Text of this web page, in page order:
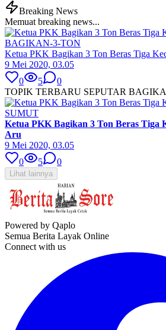
Breaking News
Memuat breaking news...
BAGIKAN-3-TON
Ketua PKK Bagikan 3 Ton Beras Tiga
9 Mei 2020, 03.05
0
5
0
TOPIK TERBARU SEPUTAR
SUMUT
Ketua PKK Bagikan 3 Ton Beras Tiga
Aru
9 Mei 2020, 03.05
0
5 0
Lihat lainnya
Powered by Qaplo
Semua Berita Layak Online
Connect with us